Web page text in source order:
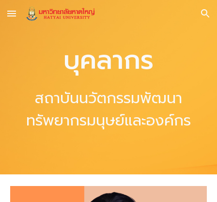
Skip to main content Skip to navigation
บุคลากร
สถาบันนวัตกรรมพัฒนา
ทรัพยากรมนุษย์และองค์กร